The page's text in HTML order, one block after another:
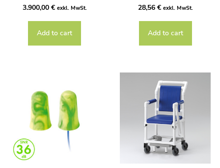
3.900,00 € exkl. MwSt.
Add to cart
28,56 € exkl. MwSt.
Add to cart